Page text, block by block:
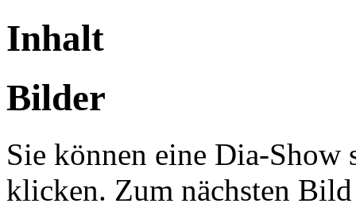
Inhalt
Bilder
Sie können eine Dia-
klicken. Zum nächsten